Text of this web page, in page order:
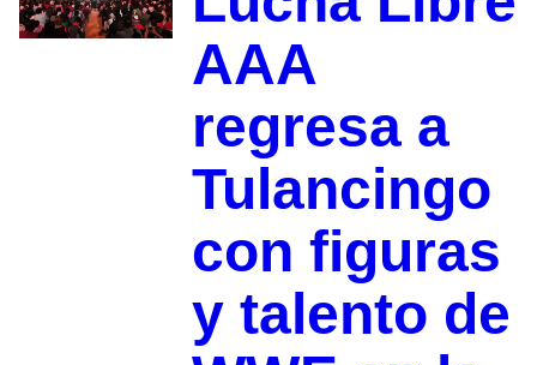
AAA
regresa a
Tulancingo
con figuras
y talento de